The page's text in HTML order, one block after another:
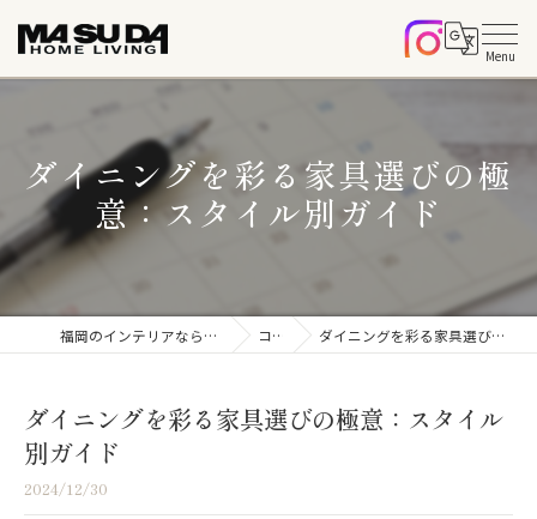
ダイニングを彩る家具選びの極
意：スタイル別ガイド
福岡のインテリアならマスダホームリビング コラム ダイニングを彩る家具選びの極意：スタイル別ガイド
ダイニングを彩る家具選びの極意：スタイル
別ガイド
2024/12/30